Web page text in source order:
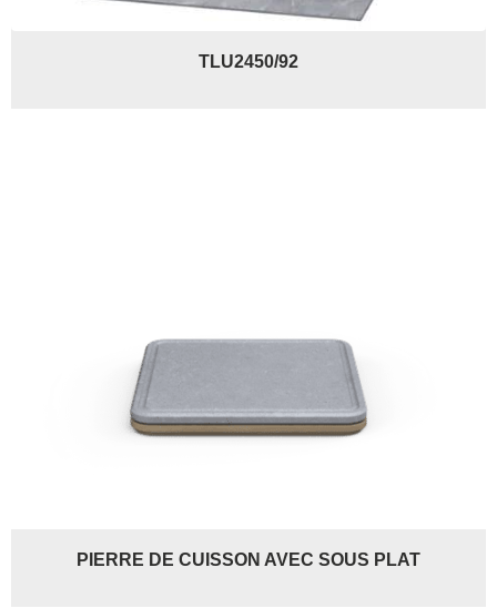
TLU2450/92
PIERRE DE CUISSON AVEC SOUS PLAT